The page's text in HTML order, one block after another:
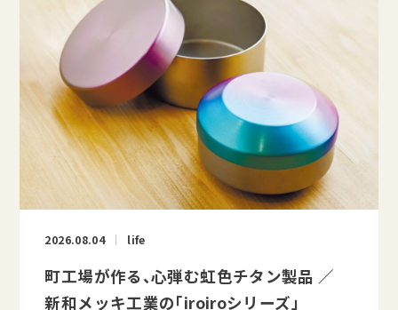
2026.08.04 life
町工場が作る、心弾む虹色チタン製品 ／
新和メッキ工業の「iroiroシリーズ」